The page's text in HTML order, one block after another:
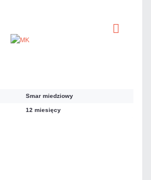
Smar miedziowy
12 miesięcy